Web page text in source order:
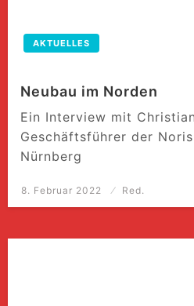
AKTUELLES
Neubau im Norden
Ein Interview mit
Geschäftsführer der
Nürnberg
Posted
8. Februar 2022 Red.